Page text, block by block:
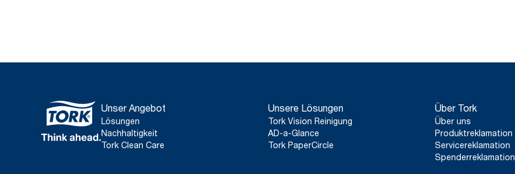
Unser Angebot
Lösungen
Nachhaltigkeit
Tork Clean Care
Unsere Lösungen
Tork Vision Reinigung
AD-a-Glance
Tork PaperCircle
Über Tork
Über uns
Produktreklamation
Servicereklamation
Spenderreklamation